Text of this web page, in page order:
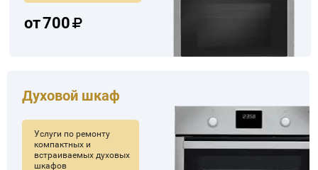
от700
Духовой шкаф
Услуги по ремонту
компактных и
встраиваемых духовых
шкафов